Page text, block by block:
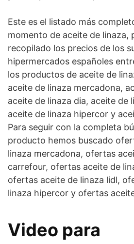
Este es el listado más
momento de aceite de linaza,
recopilado los precios de los
hipermercados españoles
los productos de aceite de
aceite de linaza mercadona,
aceite de linaza dia, aceite de
aceite de linaza hipercor y
Para seguir con la completa
producto hemos buscado
linaza mercadona, ofertas
carrefour, ofertas aceite de
ofertas aceite de linaza lidl,
linaza hipercor y ofertas
Video para